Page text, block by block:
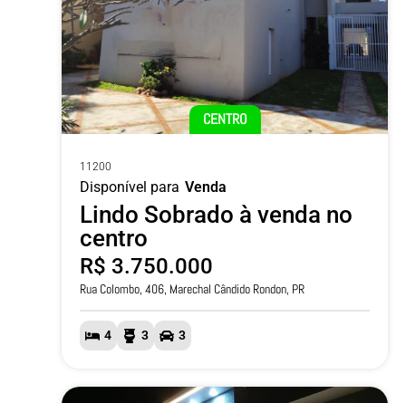
CENTRO
11200
Disponível para Venda
Lindo Sobrado à venda no
centro
R$ 3.750.000
Rua Colombo, 406, Marechal Cândido Rondon, PR
4 3 3